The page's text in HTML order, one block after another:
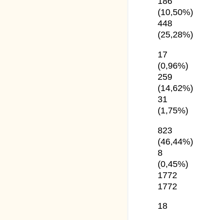
(10,50%)
448
(25,28%)
17
(0,96%)
259
(14,62%)
31
(1,75%)
823
(46,44%)
8
(0,45%)
1772
1772
18